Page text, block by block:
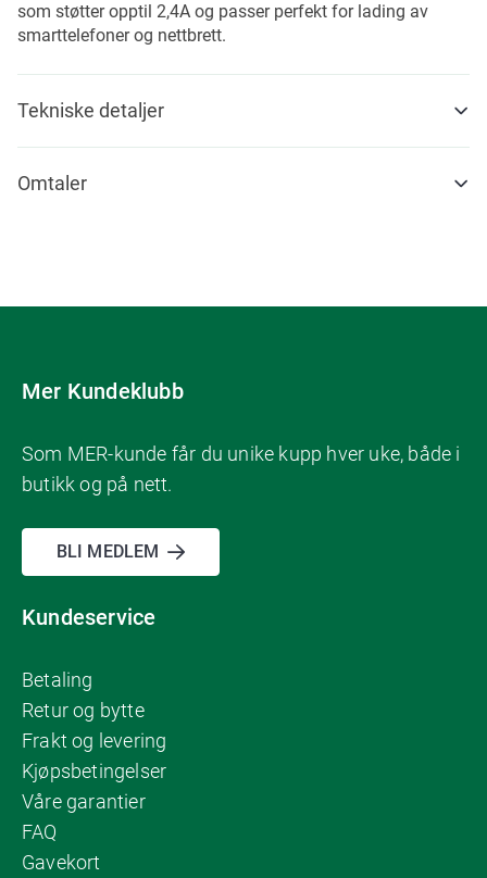
som støtter opptil 2,4A og passer perfekt for lading av
smarttelefoner og nettbrett.
Tekniske detaljer
Omtaler
Mer Kundeklubb
Som MER-kunde får du unike kupp hver uke, både i
butikk og på nett.
BLI MEDLEM
Kundeservice
Betaling
Retur og bytte
Frakt og levering
Kjøpsbetingelser
Våre garantier
FAQ
Gavekort